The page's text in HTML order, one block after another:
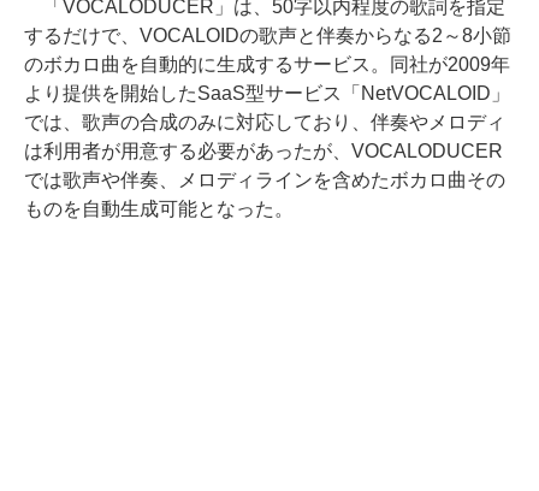
「VOCALODUCER」は、50字以内程度の歌詞を指定
するだけで、VOCALOIDの歌声と伴奏からなる2～8小節
のボカロ曲を自動的に生成するサービス。同社が2009年
より提供を開始したSaaS型サービス「NetVOCALOID」
では、歌声の合成のみに対応しており、伴奏やメロディ
は利用者が用意する必要があったが、VOCALODUCER
では歌声や伴奏、メロディラインを含めたボカロ曲その
ものを自動生成可能となった。